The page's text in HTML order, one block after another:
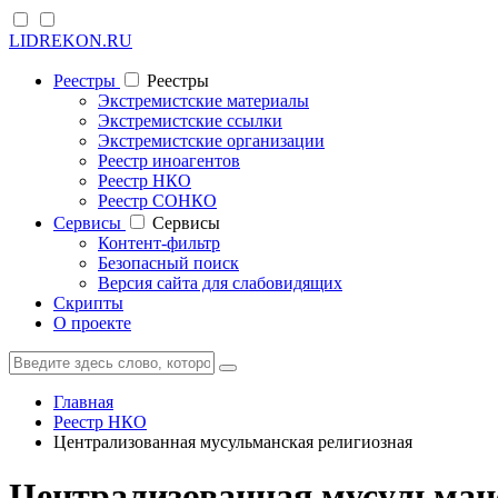
LIDREKON.RU
Реестры
Реестры
Экстремистские материалы
Экстремистские ссылки
Экстремистские организации
Реестр иноагентов
Реестр НКО
Реестр СОНКО
Cервисы
Cервисы
Контент-фильтр
Безопасный поиск
Версия сайта для слабовидящих
Скрипты
О проекте
Главная
Реестр НКО
Централизованная мусульманская религиозная